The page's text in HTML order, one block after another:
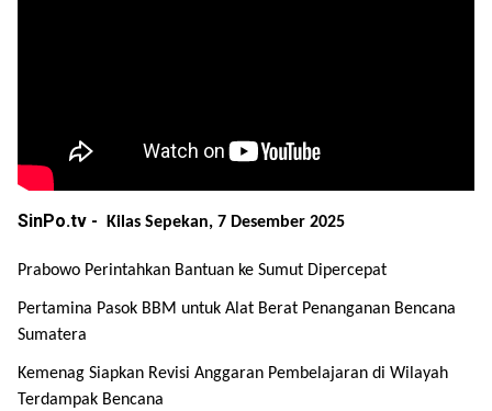
SinPo.tv - Kilas Sepekan, 7 Desember 2025
Prabowo Perintahkan Bantuan ke Sumut Dipercepat
Pertamina Pasok BBM untuk Alat Berat Penanganan Bencana
Sumatera
Kemenag Siapkan Revisi Anggaran Pembelajaran di Wilayah
Terdampak Bencana